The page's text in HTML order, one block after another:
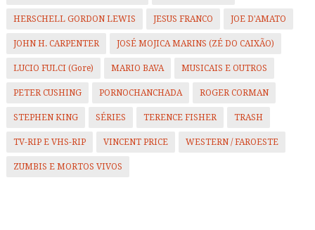
HERSCHELL GORDON LEWIS JESUS FRANCO JOE D'AMATO
JOHN H. CARPENTER JOSÉ MOJICA MARINS (ZÉ DO CAIXÃO)
LUCIO FULCI (Gore) MARIO BAVA MUSICAIS E OUTROS
PETER CUSHING PORNOCHANCHADA ROGER CORMAN
STEPHEN KING SÉRIES TERENCE FISHER TRASH
TV-RIP E VHS-RIP VINCENT PRICE WESTERN / FAROESTE
ZUMBIS E MORTOS VIVOS